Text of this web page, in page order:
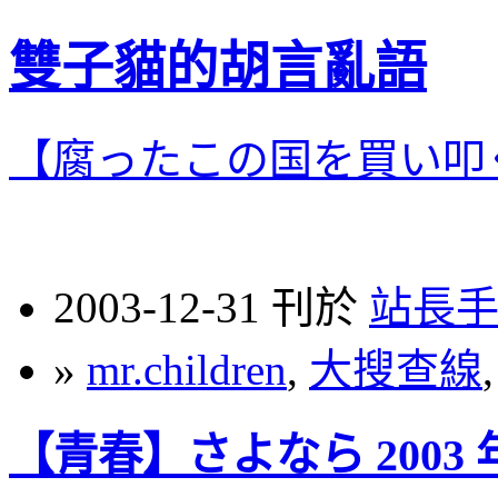
雙子貓的胡言亂語
【腐ったこの国を買い
2003-12-31 刊於 站長
» mr.children, 大搜查線
【青春】さよなら 2003